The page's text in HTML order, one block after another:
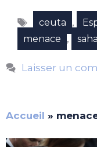
Étiquettes
ceuta ,
menace ,
Laisser un
Accueil »